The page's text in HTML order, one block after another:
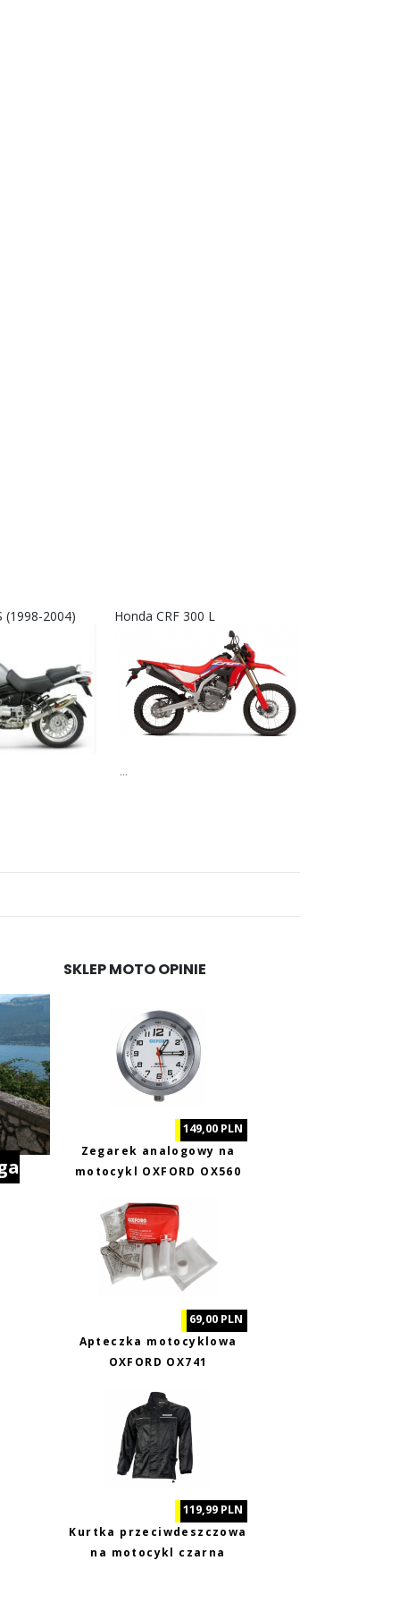
(1998-2004) Honda CRF 300 L
...
SKLEP MOTO OPINIE
149,00 PLN
Zegarek analogowy na
motocykl OXFORD OX560
69,00 PLN
Apteczka motocyklowa
OXFORD OX741
119,99 PLN
Kurtka przeciwdeszczowa
na motocykl czarna